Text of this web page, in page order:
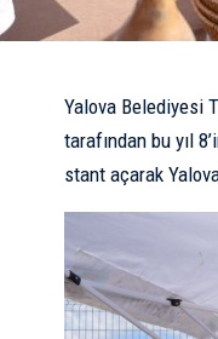
Yalova Belediyesi
tarafından bu yıl
stant açarak